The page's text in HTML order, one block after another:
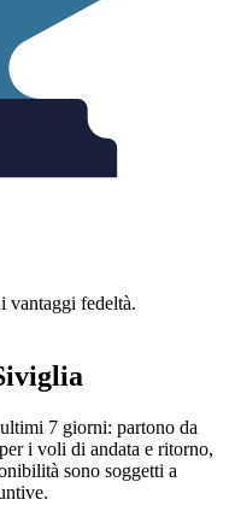
vantaggi fedeltà.
7 giorni: partono da
i voli di andata e ritorno,
sono soggetti a